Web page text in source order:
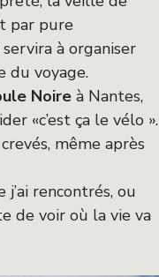
par pure
à organiser
du voyage.
Noire à Nantes,
«c’est ça le vélo ».
même après
rencontrés, ou
de voir où la vie va